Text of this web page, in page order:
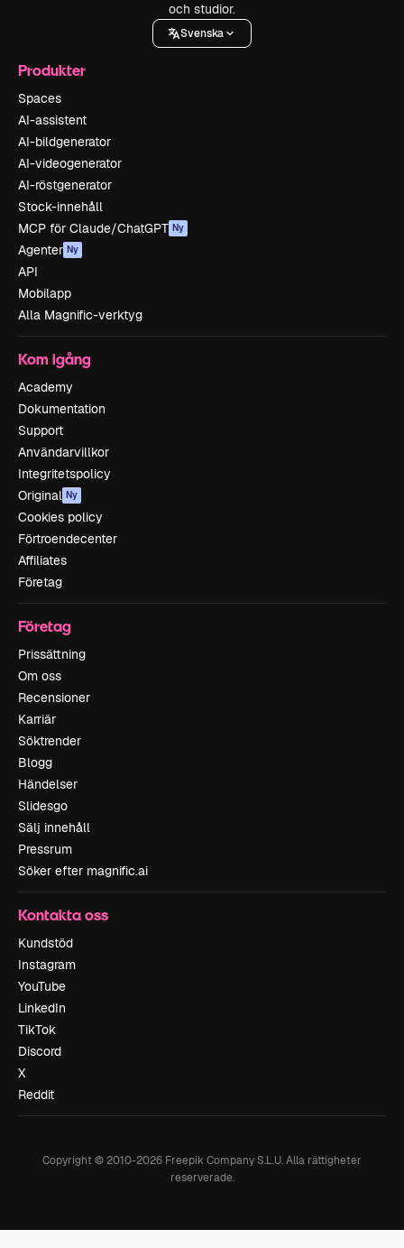
och studior.
Svenska
Produkter
Spaces
AI-assistent
AI-bildgenerator
AI-videogenerator
AI-röstgenerator
Stock-innehåll
MCP för Claude/ChatGPT Ny
Agenter Ny
API
Mobilapp
Alla Magnific-verktyg
Kom igång
Academy
Dokumentation
Support
Användarvillkor
Integritetspolicy
Original Ny
Cookies policy
Förtroendecenter
Affiliates
Företag
Företag
Prissättning
Om oss
Recensioner
Karriär
Söktrender
Blogg
Händelser
Slidesgo
Sälj innehåll
Pressrum
Söker efter magnific.ai
Kontakta oss
Kundstöd
Instagram
YouTube
LinkedIn
TikTok
Discord
X
Reddit
Copyright © 2010-2026 Freepik Company S.L.U.Alla rättigheter
reserverade.